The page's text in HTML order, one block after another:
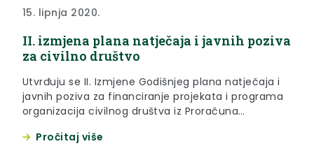
15. lipnja 2020.
II. izmjena plana natječaja i javnih poziva
za civilno društvo
Utvrđuju se II. Izmjene Godišnjeg plana natječaja i
javnih poziva za financiranje projekata i programa
organizacija civilnog društva iz Proračuna
Pročitaj više